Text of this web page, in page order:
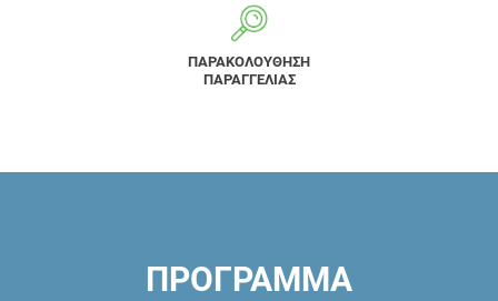
ΠΑΡΑΚΟΛΟΥΘΗΣΗ
ΠΑΡΑΓΓΕΛΙΑΣ
ΠΡΟΓΡΑΜΜΑ